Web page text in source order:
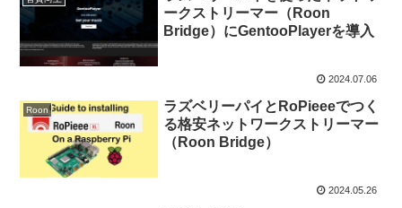
ークストリーマー（Roon
Bridge）にGentooPlayerを導入
2024.07.06
Roon
ラズベリーパイとRoPieeeでつく
る格安ネットワークストリーマー
（Roon Bridge）
2024.05.26